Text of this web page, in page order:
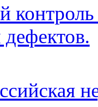
контроль